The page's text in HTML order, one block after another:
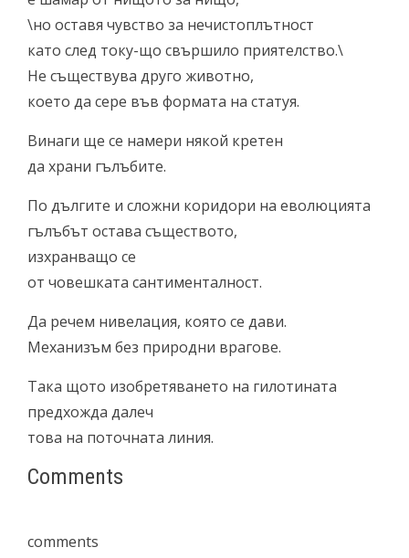
\но оставя чувство за нечистоплътност
като след току-що свършило приятелство.\
Не съществува друго животно,
което да сере във формата на статуя.
Винаги ще се намери някой кретен
да храни гълъбите.
По дългите и сложни коридори на еволюцията
гълъбът остава съществото,
изхранващо се
от човешката сантименталност.
Да речем нивелация, която се дави.
Механизъм без природни врагове.
Така щото изобретяването на гилотината
предхожда далеч
това на поточната линия.
Comments
comments